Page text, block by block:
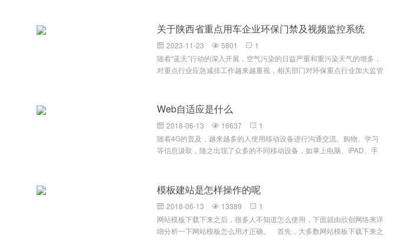
关于陕西省重点用车企业环保门禁及视频监控系统
 2023-11-23  5801  1
随着“蓝天”行动的深入开展，空气污染的日益严重和重污染天气的增多，
对重点行业应急减排工作越来越重视，相关部门对环保重点行业加大监管
台账。环保门禁电子台账及视频监控系统，配合企业门禁系统形成一套合
理并且符合规范的车辆运输监控系统，加强流程自动处理功能，赋予司机
自主处理能力，减少厂内工作人员工作量，不增加企业负担，构建车辆管
控系统实现企业环保随车清单管理，杜绝虚假国五车辆入内。系统内置与
环保、公安部门信息接口，确保车辆信息的准确性与唯一性。企业现有的
标准等数据统计工作和核实工作困难重重。一套符合环保申报标准的门禁
天气应急移动源预案为基础，以重污染天气下进出减排企业大型货运车辆
为管控目标设计，系统提供可扩展接口，集成接口，实现和各级环保部
门、重点运输企业之间车辆进出台账信息上传
Web自适应是什么
 2018-06-13  16637  1
随着4G的普及，越来越多的人使用移动设备进行沟通交流、购物、学习
等信息汲取，随之出现了众多的不同移动设备，如掌上电脑、IPAD、手
顾各种不同的设备尺寸，像以前根据每个不同尺寸进行固定排版肯定行不
通。原本针对不同设备设计不同网页的方式，不但要花费大量时间、精力
进行重复劳动，且容易出现很多网站维护方面的问题。而自适应作为新的
网页布局方式的出现很好的解决了这一问题，自适应式的网站也会成为未
来主流网站。下面我们谈谈什么是自适应？自适应是指在网页应用到不同
模板建站是怎样操作的呢
 2018-06-13  13389  1
网站模板下载下来之后，很多人不知道怎么使用，下面就由欣创网络来详
细分析一下网站模板怎么用才正确。 首先，大多数网站模板下载下来之